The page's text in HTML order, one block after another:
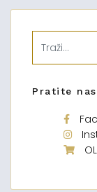
Pratite nas